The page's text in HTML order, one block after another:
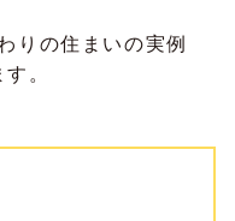
りの住まいの実例
。